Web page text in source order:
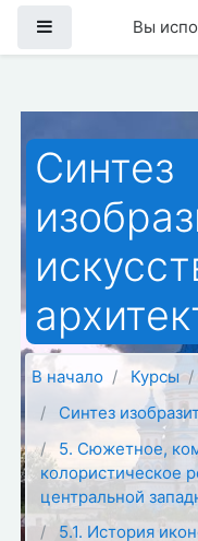
Боковая панель
Вы
Синтез
В начало Курсы
Синтез
5. Сюжетное,
колористическое
центральной
5.1. История